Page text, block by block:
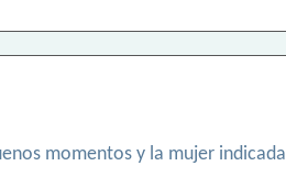
momentos y la mujer indicada